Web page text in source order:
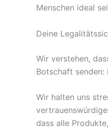
Menschen ideal
Deine
Wir verstehen,
Botschaft senden:
Wir halten uns
dass alle